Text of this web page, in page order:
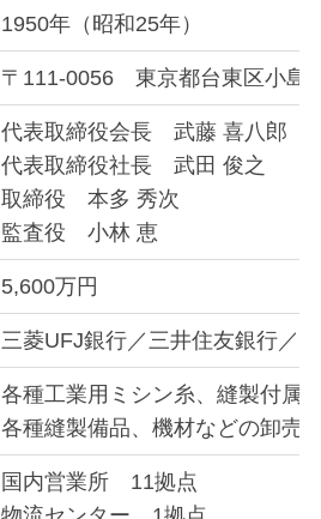
1950年（昭和25年）
〒111-0056 東京都台東区小島
代表取締役会長 武藤 喜八郎
代表取締役社長 武田 俊之
取締役 本多 秀次
監査役 小林 恵
5,600万円
三菱UFJ銀行／三井住友銀行／
各種工業用ミシン糸、縫製付属
各種縫製備品、機材などの卸売
国内営業所 11拠点